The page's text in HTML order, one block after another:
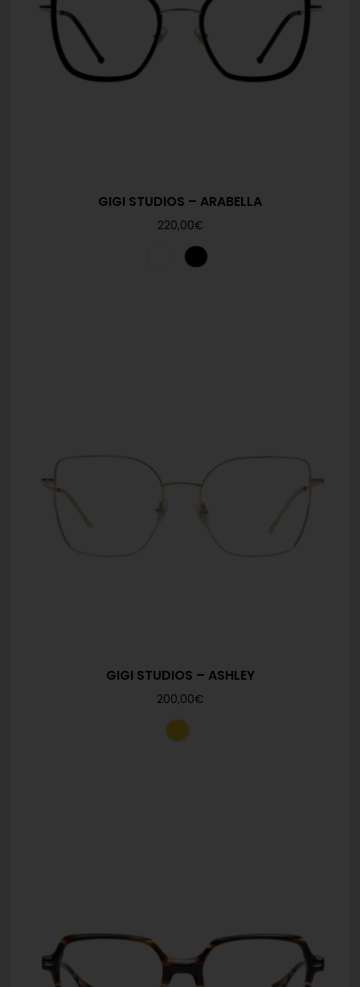
GIGI STUDIOS – ARABELLA
220,00€
GIGI STUDIOS – ASHLEY
200,00€